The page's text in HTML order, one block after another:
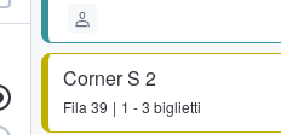
Corner S 2
Fila 39 1 - 3 biglietti